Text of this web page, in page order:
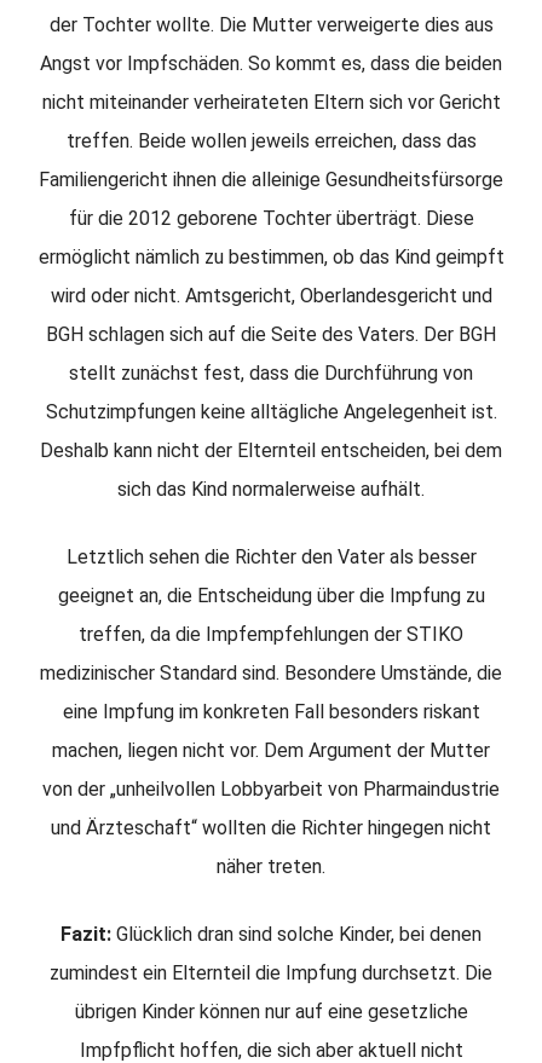
der Tochter wollte. Die Mutter verweigerte dies aus
Angst vor Impfschäden. So kommt es, dass die beiden
nicht miteinander verheirateten Eltern sich vor Gericht
treffen. Beide wollen jeweils erreichen, dass das
Familiengericht ihnen die alleinige Gesundheitsfürsorge
für die 2012 geborene Tochter überträgt. Diese
ermöglicht nämlich zu bestimmen, ob das Kind geimpft
wird oder nicht. Amtsgericht, Oberlandesgericht und
BGH schlagen sich auf die Seite des Vaters. Der BGH
stellt zunächst fest, dass die Durchführung von
Schutzimpfungen keine alltägliche Angelegenheit ist.
Deshalb kann nicht der Elternteil entscheiden, bei dem
sich das Kind normalerweise aufhält.
Letztlich sehen die Richter den Vater als besser
geeignet an, die Entscheidung über die Impfung zu
treffen, da die Impfempfehlungen der STIKO
medizinischer Standard sind. Besondere Umstände, die
eine Impfung im konkreten Fall besonders riskant
machen, liegen nicht vor. Dem Argument der Mutter
von der „unheilvollen Lobbyarbeit von Pharmaindustrie
und Ärzteschaft“ wollten die Richter hingegen nicht
näher treten.
Fazit: Glücklich dran sind solche Kinder, bei denen
zumindest ein Elternteil die Impfung durchsetzt. Die
übrigen Kinder können nur auf eine gesetzliche
Impfpflicht hoffen, die sich aber aktuell nicht